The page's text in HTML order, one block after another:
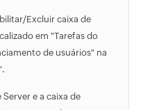
Excluir caixa de
em "Tarefas do
de usuários" na
e a caixa de